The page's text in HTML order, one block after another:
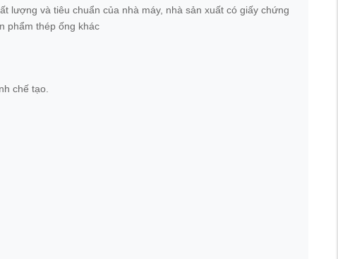
lượng và tiêu chuẩn của nhà máy, nhà sản xuất có giấy chứng
phẩm thép ống khác
chế tạo.